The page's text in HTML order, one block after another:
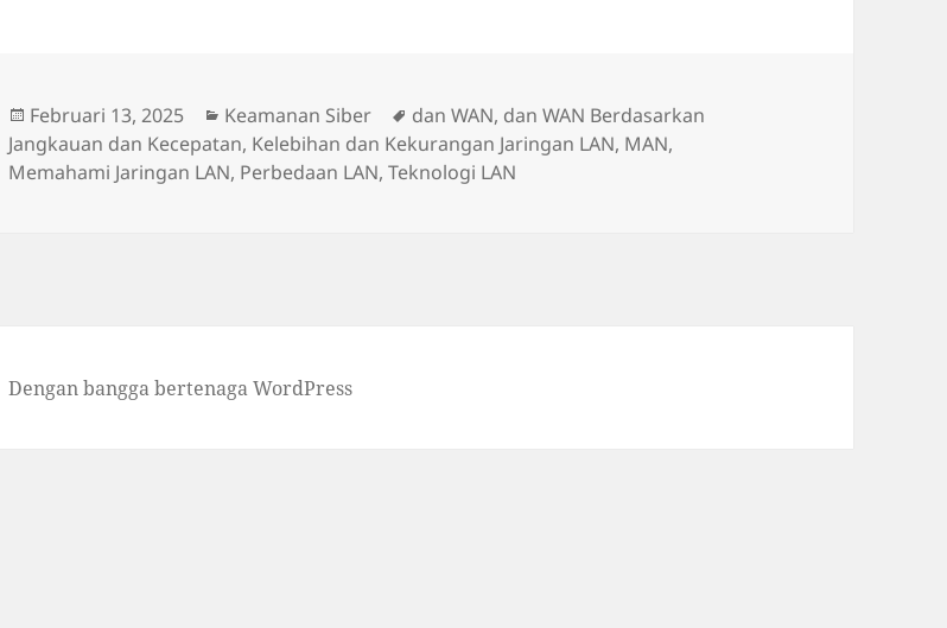
Diposkan
pada
Februari 13, 2025 Kategori
Keamanan Siber Tag
dan WAN, dan WAN Berdasarkan
Jangkauan dan Kecepatan, Kelebihan dan Kekurangan Jaringan LAN, MAN,
Memahami Jaringan LAN, Perbedaan LAN,Teknologi LAN
Dengan bangga bertenaga WordPress